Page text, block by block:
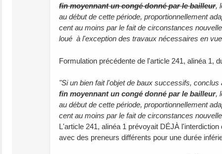
fin moyennant un congé donné par le bailleur,
au début de cette période, proportionnellement
cent au moins par le fait de circonstances
loué à l'exception des travaux nécessaires en
Formulation précédente de l'article 241, alinéa 1,
"Si un bien fait l'objet de baux successifs,
fin moyennant un congé donné par le bailleur,
au début de cette période, proportionnellement
cent au moins par le fait de circonstances
L'article 241, alinéa 1 prévoyait DÉJÀ
avec des preneurs différents pour une durée